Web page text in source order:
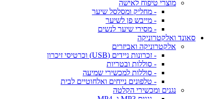
מוצרי טיפוח לאישה
- מחליק ומסלסל שיער
- מייבש פן לשיער
- מסירי שיער לנשים
סאונד ואלקטרוניקה
אלקטרוניקה ואביזרים
- זכרונות ניידים (USB) וכרטיסי זיכרון
- סוללות ובטריות
- סוללות למכשירי שמיעה
- טלפונים נייחים ואלחוטיים לבית
נגנים ומכשירי הקלטה